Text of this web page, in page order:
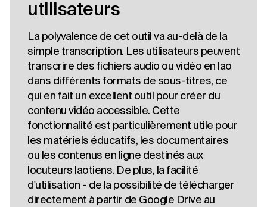
utilisateurs
La polyvalence de cet outil va au-delà de la
simple transcription. Les utilisateurs peuvent
transcrire des fichiers audio ou vidéo en lao
dans différents formats de sous-titres, ce
qui en fait un excellent outil pour créer du
contenu vidéo accessible. Cette
fonctionnalité est particulièrement utile pour
les matériels éducatifs, les documentaires
ou les contenus en ligne destinés aux
locuteurs laotiens. De plus, la facilité
d'utilisation - de la possibilité de télécharger
directement à partir de Google Drive au